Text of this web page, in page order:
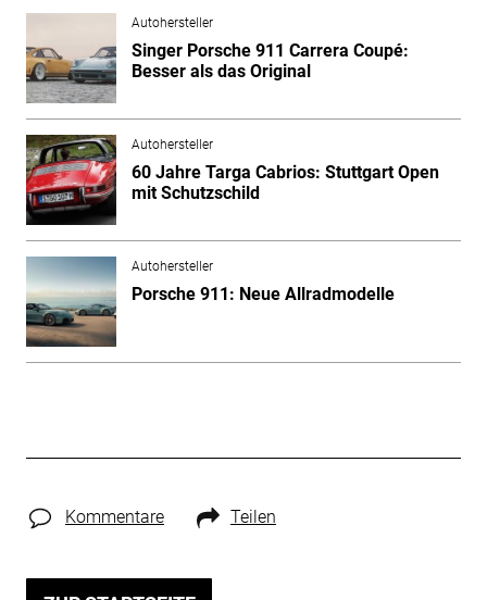
Autohersteller
Singer Porsche 911 Carrera Coupé:
Besser als das Original
Autohersteller
60 Jahre Targa Cabrios: Stuttgart Open
mit Schutzschild
Autohersteller
Porsche 911: Neue Allradmodelle
Kommentare Teilen